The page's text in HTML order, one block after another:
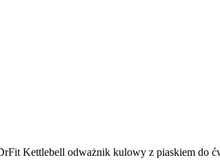
Kettlebell odważnik kulowy z piaskiem do